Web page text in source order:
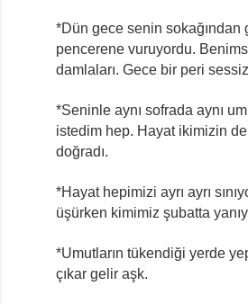
*Dün gece senin sokağından
pencerene vuruyordu.
damlaları. Gece bir peri
*Seninle aynı sofrada aynı
istedim hep. Hayat ikimizin
doğradı.
*Hayat hepimizi ayrı ayrı
üşürken kimimiz şubatta
*Umutların tükendiği yerde
çıkar gelir aşk.